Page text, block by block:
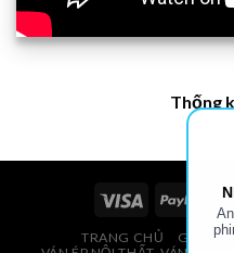
Thống
TRANG CHỦ
GIÁ